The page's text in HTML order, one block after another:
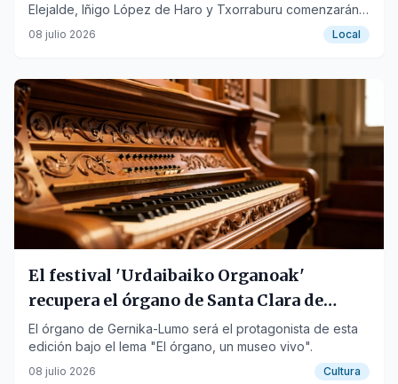
Elejalde, Iñigo López de Haro y Txorraburu comenzarán
próximamente.
08 julio 2026 Local
El festival 'Urdaibaiko Organoak'
recupera el órgano de Santa Clara de
Gernika
El órgano de Gernika-Lumo será el protagonista de esta
edición bajo el lema "El órgano, un museo vivo".
08 julio 2026 Cultura